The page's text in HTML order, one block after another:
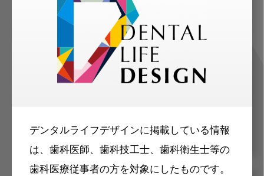
デンタルライフデザインに掲載している情報
は、歯科医師、歯科技工士、歯科衛生士等の
歯科医療従事者の方を対象にしたものです。
ご登録いただいた職種（歯科医師、歯
科衛生士、歯科技工士）に合わせた内
容のメールマガジンをお届けします。